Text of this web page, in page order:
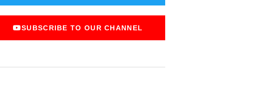
SUBSCRIBE TO OUR CHANNEL